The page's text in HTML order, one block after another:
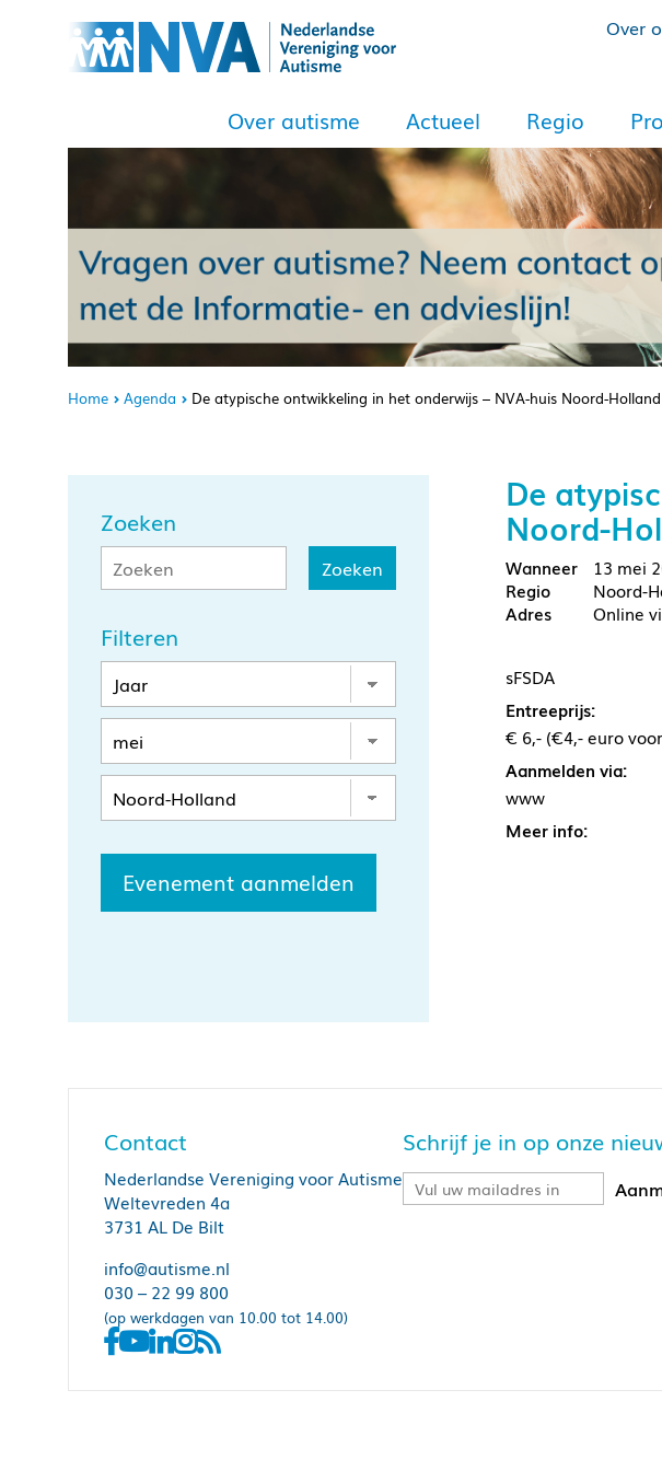
Over
Over autisme Actueel Regio
Home Agenda De atypische ontwikkeling in het onderwijs – NVA-huis Noord-
Zoeken
Filteren
Evenement aanmelden
De
Noord-
13 mei
Noord-
Online
sFSDA
Entreeprijs:
€ 6,- (€4,- euro
Aanmelden via:
www
Meer info:
Contact
Nederlandse Vereniging voor Autisme
Weltevreden 4a
3731 AL De Bilt
info@autisme.nl
030 – 22 99 800
(op werkdagen van 10.00 tot 14.00)
Schrijf je in op onze